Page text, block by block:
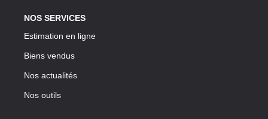
NOS SERVICES
Estimation en ligne
Biens vendus
Nos actualités
Nos outils